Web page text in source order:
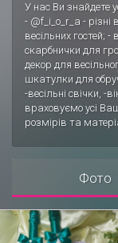
У нас Ви знайдете
- @f_i_o_r_a - різні
весільних гостей;
скарбнички для
декор для
шкатулки для
-весільні свічки, -
врахoвуємо усі
розмірів та
Фото